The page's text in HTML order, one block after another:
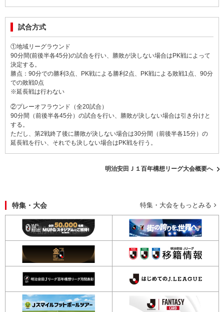
試合方式
①地域リーグラウンド
90分間(前後半各45分)の試合を行い、勝敗が決しない場合はPK戦によって
決定する。
勝点：90分での勝利3点、PK戦による勝利2点、PK戦による敗戦1点、90分
での敗戦0点
※延長戦は行わない
②プレーオフラウンド（全20試合）
90分間（前後半各45分）の試合を行い、勝敗が決しない場合は引き分けと
する。
ただし、第2戦終了後に勝敗が決しない場合は30分間（前後半各15分）の
延長戦を行い、それでも決しない場合はPK戦を行う。
明治安田Ｊ１百年構想リーグ大会概要へ
特集・大会 特集・大会をもっとみる